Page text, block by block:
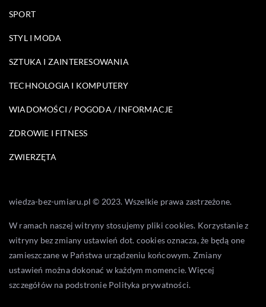
SPORT
STYL I MODA
SZTUKA I ZAINTERESOWANIA
TECHNOLOGIA I KOMPUTERY
WIADOMOŚCI / POGODA / INFORMACJE
ZDROWIE I FITNESS
ZWIERZĘTA
wiedza-bez-umiaru.pl © 2023. Wszelkie prawa zastrzeżone.
W ramach naszej witryny stosujemy pliki cookies. Korzystanie z
witryny bez zmiany ustawień dot. cookies oznacza, że będą one
zamieszczane w Państwa urządzeniu końcowym. Zmiany
ustawień można dokonać w każdym momencie. Więcej
szczegółów na podstronie Polityka prywatności.